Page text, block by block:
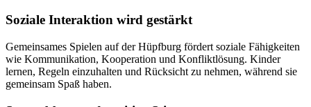
Soziale Interaktion wird gestärkt
Gemeinsames Spielen auf der Hüpfburg fördert soziale Fähigkeiten
wie Kommunikation, Kooperation und Konfliktlösung. Kinder
lernen, Regeln einzuhalten und Rücksicht zu nehmen, während sie
gemeinsam Spaß haben.